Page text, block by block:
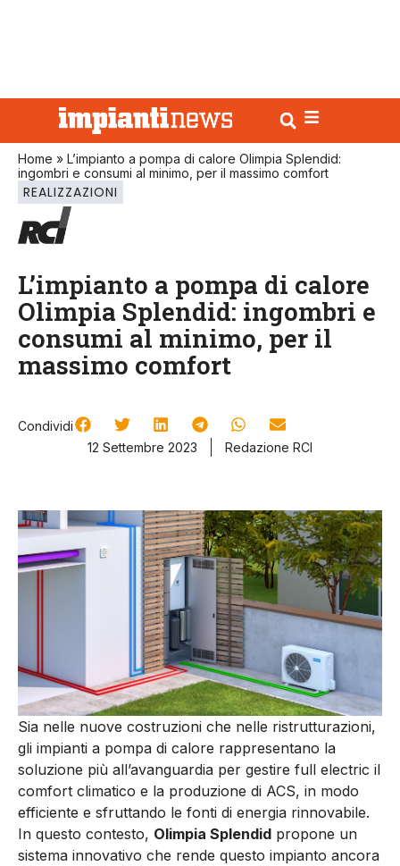
Home » L’impianto a pompa di calore Olimpia Splendid:
ingombri e consumi al minimo, per il massimo comfort
REALIZZAZIONI
L’impianto a pompa di calore
Olimpia Splendid: ingombri e
consumi al minimo, per il
massimo comfort
Condividi
12 Settembre 2023
Redazione RCI
Sia nelle nuove costruzioni che nelle ristrutturazioni,
gli impianti a pompa di calore rappresentano la
soluzione più all’avanguardia per gestire full electric il
comfort climatico e la produzione di ACS, in modo
efficiente e sfruttando le fonti di energia rinnovabile.
In questo contesto, Olimpia Splendid propone un
sistema innovativo che rende questo impianto ancora